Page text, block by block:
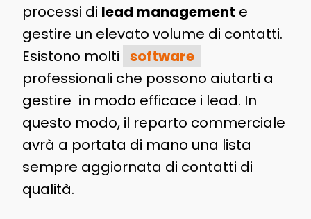
processi di lead management e
gestire un elevato volume di contatti.
Esistono molti software
professionali che possono aiutarti a
gestire in modo efficace i lead. In
questo modo, il reparto commerciale
avrà a portata di mano una lista
sempre aggiornata di contatti di
qualità.